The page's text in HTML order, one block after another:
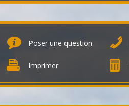
Poser une question
Imprimer